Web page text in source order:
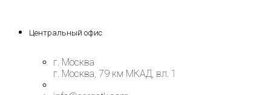
Центральный офис
г. Москва
г. Москва, 79 км МКАД, вл. 1